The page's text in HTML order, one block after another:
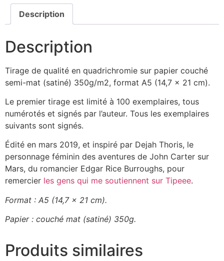
Description
Description
Tirage de qualité en quadrichromie sur papier couché
semi-mat (satiné) 350g/m2, format A5 (14,7 x 21 cm).
Le premier tirage est limité à 100 exemplaires, tous
numérotés et signés par l’auteur. Tous les exemplaires
suivants sont signés.
Édité en mars 2019, et inspiré par Dejah Thoris, le
personnage féminin des aventures de John Carter sur
Mars, du romancier Edgar Rice Burroughs, pour
remercier les gens qui me soutiennent sur Tipeee.
Format : A5 (14,7 x 21 cm).
Papier : couché mat (satiné) 350g.
Produits similaires